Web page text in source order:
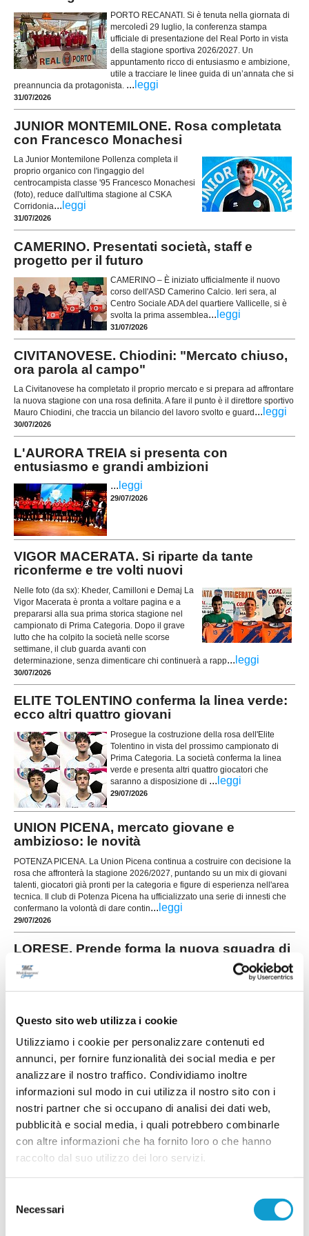
Questo sito web utilizza i cookie
Utilizziamo i cookie per personalizzare contenuti ed
annunci, per fornire funzionalità dei social media e per
analizzare il nostro traffico. Condividiamo inoltre
informazioni sul modo in cui utilizza il nostro sito con i
nostri partner che si occupano di analisi dei dati web,
pubblicità e social media, i quali potrebbero combinarle
con altre informazioni che ha fornito loro o che hanno
raccolto dal suo utilizzo dei loro servizi.
delNecessari
PORTO RECANATI. Si è tenuta nella giornata di
mercoledì 29 luglio, la conferenza stampa
ufficiale di presentazione del Real Porto in vista
della stagione sportiva 2026/2027. Un
appuntamento ricco di entusiasmo e ambizione,
utile a tracciare le linee guida di un’annata che si
preannuncia da protagonista. ... leggi
31/07/2026
JUNIOR MONTEMILONE. Rosa completata
con Francesco Monachesi
La Junior Montemilone Pollenza completa il
proprio organico con l'ingaggio del
centrocampista classe '95 Francesco Monachesi
(foto), reduce dall'ultima stagione al CSKA
Corridonia... leggi
31/07/2026
CAMERINO. Presentati società, staff e
progetto per il futuro
CAMERINO – È iniziato ufficialmente il nuovo
corso dell'ASD Camerino Calcio. Ieri sera, al
Centro Sociale ADA del quartiere Vallicelle, si è
svolta la prima assemblea... leggi
31/07/2026
CIVITANOVESE. Chiodini: "Mercato chiuso,
ora parola al campo"
La Civitanovese ha completato il proprio mercato e si prepara ad affrontare
la nuova stagione con una rosa definita. A fare il punto è il direttore sportivo
Mauro Chiodini, che traccia un bilancio del lavoro svolto e guard ... leggi
30/07/2026
L'AURORA TREIA si presenta con
entusiasmo e grandi ambizioni
... leggi
29/07/2026
VIGOR MACERATA. Si riparte da tante
riconferme e tre volti nuovi
Nelle foto (da sx): Kheder, Camilloni e Demaj La
Vigor Macerata è pronta a voltare pagina e a
prepararsi alla sua prima storica stagione nel
campionato di Prima Categoria. Dopo il grave
lutto che ha colpito la società nelle scorse
settimane, il club guarda avanti con
determinazione, senza dimenticare chi continuerà a rapp... leggi
30/07/2026
ELITE TOLENTINO conferma la linea verde:
ecco altri quattro giovani
Prosegue la costruzione della rosa dell'Elite
Tolentino in vista del prossimo campionato di
Prima Categoria. La società conferma la linea
verde e presenta altri quattro giocatori che
saranno a disposizione di ... leggi
29/07/2026
UNION PICENA, mercato giovane e
ambizioso: le novità
POTENZA PICENA. La Union Picena continua a costruire con decisione la
rosa che affronterà la stagione 2026/2027, puntando su un mix di giovani
talenti, giocatori già pronti per la categoria e figure di esperienza nell'area
tecnica. Il club di Potenza Picena ha ufficializzato una serie di innesti che
confermano la volontà di dare contin... leggi
29/07/2026
LORESE. Prende forma la nuova squadra di
mister Malatesta
28/07/2026
RICCI: "Mercato importante, ora dobbiamo
diventare una squadra"
...leggi
28/07/2026
novità Eccellenti!
CIVITANOVA MARCHE. La storica società di San